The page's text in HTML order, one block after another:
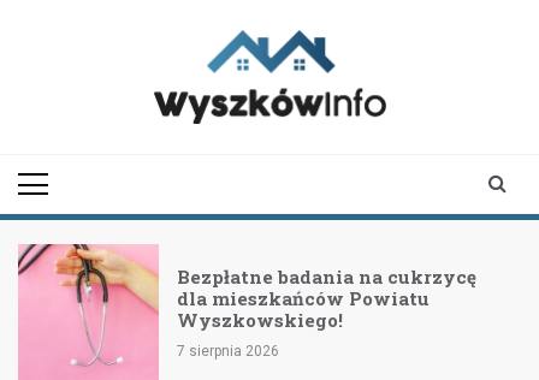
Bezpłatne badania na cukrzycę
dla mieszkańców Powiatu
Wyszkowskiego!
7 sierpnia 2026